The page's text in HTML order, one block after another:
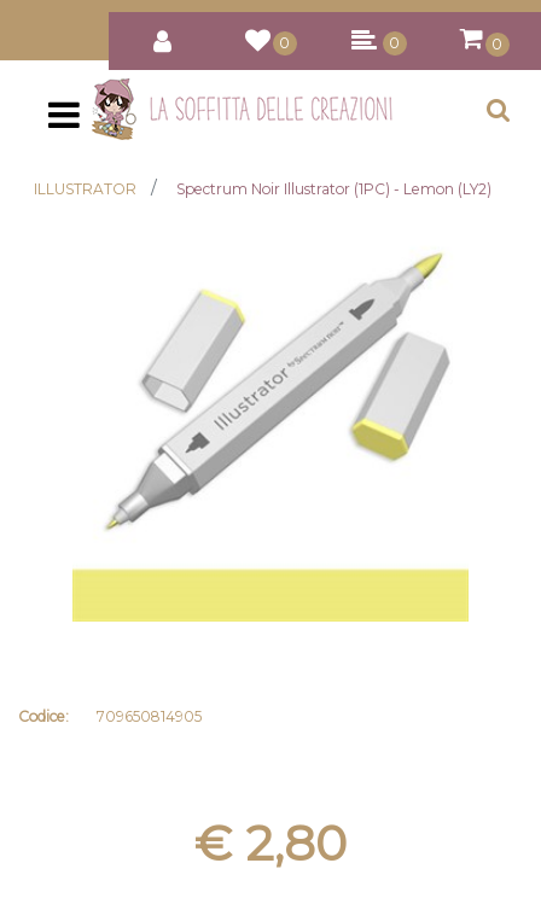
0 0 0
Open
ILLUSTRATOR Spectrum Noir Illustrator (1PC) - Lemon (LY2)
Codice: 709650814905
€ 2,80